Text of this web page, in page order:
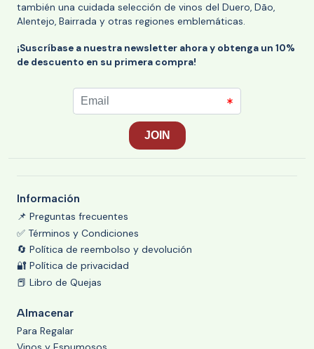
también una cuidada selección de vinos del Duero, Dão,
Alentejo, Bairrada y otras regiones emblemáticas.
¡Suscríbase a nuestra newsletter ahora y obtenga un 10%
de descuento en su primera compra!
Información
📌 Preguntas frecuentes
✅ Términos y Condiciones
🔄 Política de reembolso y devolución
🔐 Política de privacidad
📕 Libro de Quejas
Almacenar
Para Regalar